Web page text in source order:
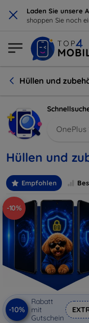
× Laden Sie unsere
shoppen Sie noch
Hüllen und
OnePlus
Hüllen und
Empfohlen
-10%
-10%
Rabatt
mit
Gutschein